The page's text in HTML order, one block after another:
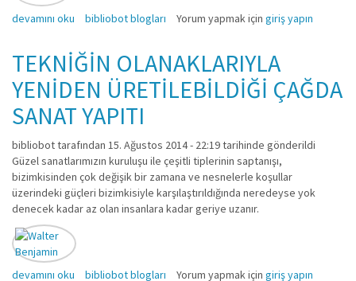
SÖZCÜKLERDEN SONRA SONSÖZ Somut Şiire Doğru Notlar hakkında
devamını oku bibliobot blogları Yorum yapmak için giriş yapın
TEKNİĞİN OLANAKLARIYLA
YENİDEN ÜRETİLEBİLDİĞİ ÇAĞDA
SANAT YAPITI
bibliobottarafından 15. Ağustos 2014 - 22:19 tarihinde gönderildi
Güzel sanatlarımızın kuruluşu ile çeşitli tiplerinin saptanışı,
bizimkisinden çok değişik bir zamana ve nesnelerle koşullar
üzerindeki güçleri bizimkisiyle karşılaştırıldığında neredeyse yok
denecek kadar az olan insanlara kadar geriye uzanır.
TEKNİĞİN OLANAKLARIYLA YENİDEN ÜRETİLEBİLDİĞİ ÇAĞDA SANAT YAPITI
devamını oku bibliobot blogları Yorum yapmak için giriş yapın